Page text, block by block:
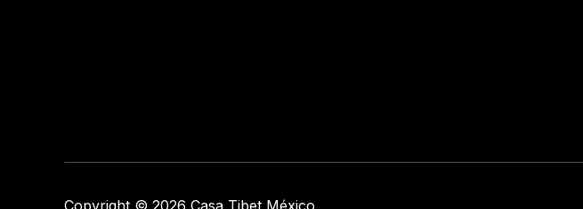
Copyright © 2026 Casa Tibet México